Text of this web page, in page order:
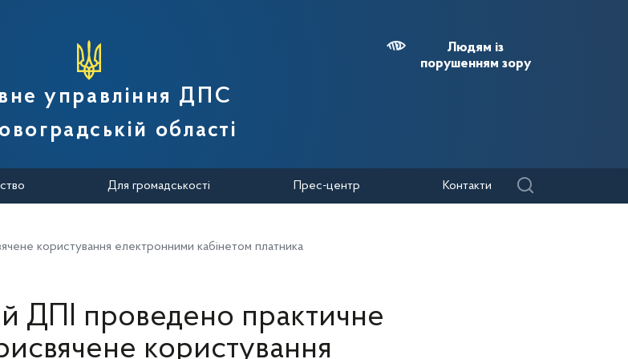
служби України
управління ДПС
області
Людям із
порушенням зору
Для громадськості Прес-центр Контакти
користування електронними кабінетом платника
ДПІ проведено практичне
користування